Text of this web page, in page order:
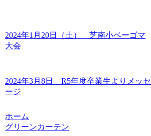
2024年1月20日（土） 芝南小ベーゴマ
大会
2024年3月8日 R5年度卒業生よりメッセ
ージ
ホーム
グリーンカーテン